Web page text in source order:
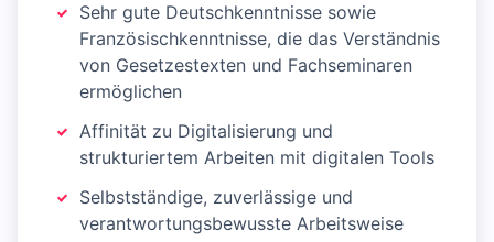
Sehr gute Deutschkenntnisse sowie
Französischkenntnisse, die das Verständnis
von Gesetzestexten und Fachseminaren
ermöglichen
Affinität zu Digitalisierung und
strukturiertem Arbeiten mit digitalen Tools
Selbstständige, zuverlässige und
verantwortungsbewusste Arbeitsweise